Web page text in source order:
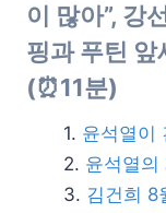
이 많아”, 강
핑과 푸틴
(⏰11분)
윤석열이
윤석열의
김건희 8